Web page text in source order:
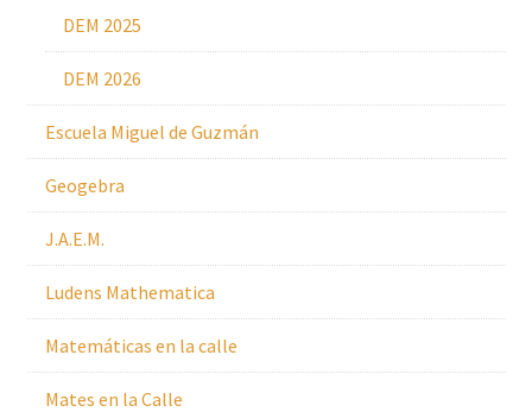
DEM 2025
DEM 2026
Escuela Miguel de Guzmán
Geogebra
J.A.E.M.
Ludens Mathematica
Matemáticas en la calle
Mates en la Calle